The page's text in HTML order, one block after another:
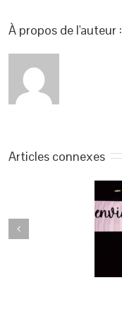
À propos de l'auteur :
Articles connexes